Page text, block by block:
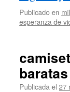
Publicado en
esperanza de
baratas
Publicada el 27